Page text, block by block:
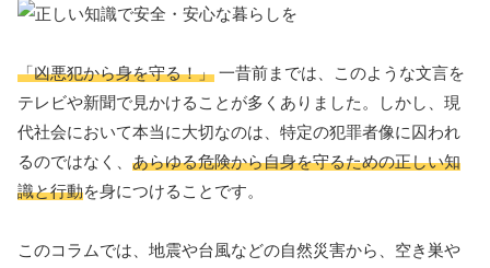
「凶悪犯から身を守る！」 一昔前までは、このような文言を
テレビや新聞で見かけることが多くありました。しかし、現
代社会において本当に大切なのは、特定の犯罪者像に囚われ
るのではなく、 あらゆる危険から自身を守るための正しい知
識と行動を身につけることです。
このコラムでは、地震や台風などの自然災害から、空き巣や